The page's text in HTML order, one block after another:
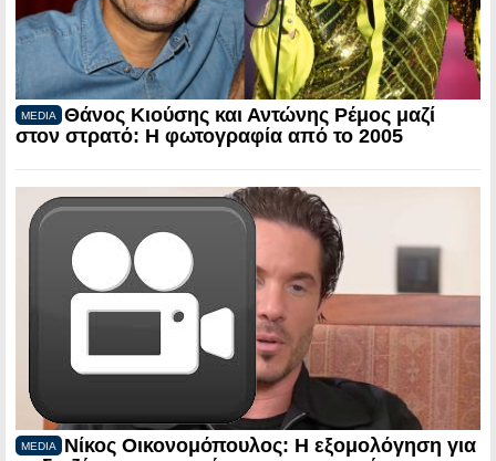
MEDIA
Θάνος Κιούσης και Αντώνης Ρέμος μαζί
στον στρατό: Η φωτογραφία από το 2005
MEDIA
Νίκος Οικονομόπουλος: Η εξομολόγηση για